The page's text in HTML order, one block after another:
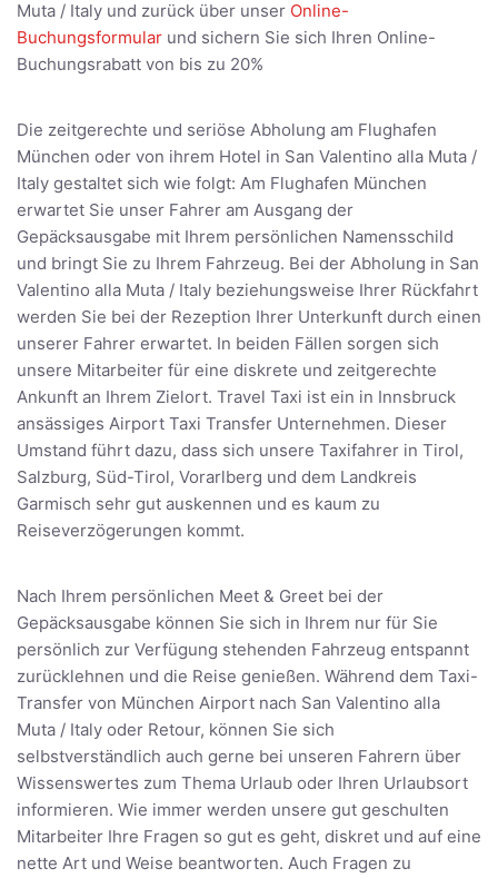
Muta / Italy und zurück über unser Online-
Buchungsformular und sichern Sie sich Ihren Online-
Buchungsrabatt von bis zu 20%
Die zeitgerechte und seriöse Abholung am Flughafen
München oder von ihrem Hotel in San Valentino alla Muta /
Italy gestaltet sich wie folgt: Am Flughafen München
erwartet Sie unser Fahrer am Ausgang der
Gepäcksausgabe mit Ihrem persönlichen Namensschild
und bringt Sie zu Ihrem Fahrzeug. Bei der Abholung in San
Valentino alla Muta / Italy beziehungsweise Ihrer Rückfahrt
werden Sie bei der Rezeption Ihrer Unterkunft durch einen
unserer Fahrer erwartet. In beiden Fällen sorgen sich
unsere Mitarbeiter für eine diskrete und zeitgerechte
Ankunft an Ihrem Zielort. Travel Taxi ist ein in Innsbruck
ansässiges Airport Taxi Transfer Unternehmen. Dieser
Umstand führt dazu, dass sich unsere Taxifahrer in Tirol,
Salzburg, Süd-Tirol, Vorarlberg und dem Landkreis
Garmisch sehr gut auskennen und es kaum zu
Reiseverzögerungen kommt.
Nach Ihrem persönlichen Meet & Greet bei der
Gepäcksausgabe können Sie sich in Ihrem nur für Sie
persönlich zur Verfügung stehenden Fahrzeug entspannt
zurücklehnen und die Reise genießen. Während dem Taxi-
Transfer von München Airport nach San Valentino alla
Muta / Italy oder Retour, können Sie sich
selbstverständlich auch gerne bei unseren Fahrern über
Wissenswertes zum Thema Urlaub oder Ihren Urlaubsort
informieren. Wie immer werden unsere gut geschulten
Mitarbeiter Ihre Fragen so gut es geht, diskret und auf eine
nette Art und Weise beantworten. Auch Fragen zu